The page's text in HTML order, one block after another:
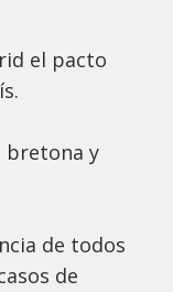
el pacto
bretona y
de todos
de